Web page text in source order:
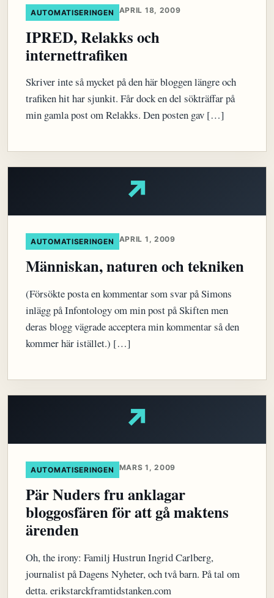
AUTOMATISERINGEN APRIL 18, 2009
IPRED, Relakks och
internettrafiken
Skriver inte så mycket på den här bloggen längre och
trafiken hit har sjunkit. Får dock en del sökträffar på
min gamla post om Relakks. Den posten gav […]
↗
AUTOMATISERINGEN APRIL 1, 2009
Människan, naturen och tekniken
(Försökte posta en kommentar som svar på Simons
inlägg på Infontology om min post på Skiften men
deras blogg vägrade acceptera min kommentar så den
kommer här istället.) […]
↗
AUTOMATISERINGEN MARS 1, 2009
Pär Nuders fru anklagar
bloggosfären för att gå maktens
ärenden
Oh, the irony: Familj Hustrun Ingrid Carlberg,
journalist på Dagens Nyheter, och två barn. På tal om
detta. erikstarckframtidstanken.com